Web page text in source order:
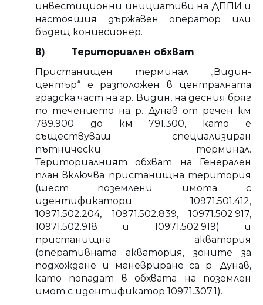
инвестиционни инициативи на ДППИ и
настоящия държавен оператор или
бъдещ концесионер.
в) Териториален обхват
Пристанищен терминал „Видин-
център“ е разположен в централната
градска част на гр. Видин, на десния бряг
по течението на р. Дунав от речен км
789.900 до км 791.300, като е
съществуващ специализиран
пътнически терминал.
Териториалният обхват на Генерален
план включва пристанищна територия
(шест поземлени имота с
идентификатори 10971.501.412,
10971.502.204, 10971.502.839, 10971.502.917,
10971.502.918 и 10971.502.919) и
пристанищна акватория
(оперативната акватория, зоните за
подхождане и маневриране са р. Дунав,
като попадат в обхвата на поземлен
имот с идентификатор 10971.307.1).